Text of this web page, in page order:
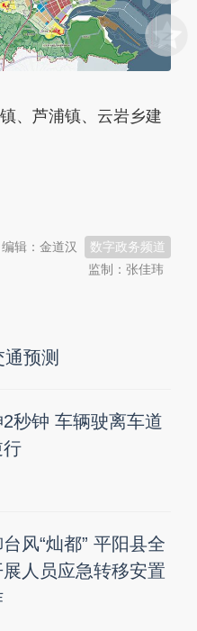
芦浦镇、云岩乡建
数字政务频道
编辑：金道汉
监制：张佳玮
预测
2秒钟 车辆驶离车道
行
风“灿都” 平阳县全
展人员应急转移安置